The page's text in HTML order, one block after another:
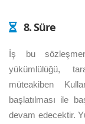
8. Süre
İş bu
yükümlülüğü,
müteakiben
başlatılması ile
devam edecektir.